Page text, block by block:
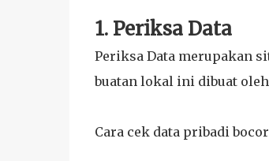
1. Periksa Data
Periksa Data merupakan
buatan lokal ini dibuat
Cara cek data pribadi